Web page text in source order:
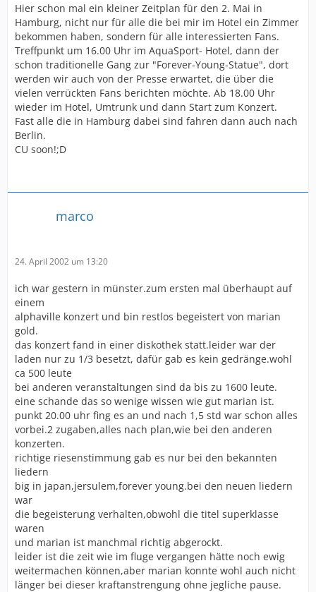
Hier schon mal ein kleiner Zeitplan für den 2. Mai in
Hamburg, nicht nur für alle die bei mir im Hotel ein Zimmer
bekommen haben, sondern für alle interessierten Fans.
Treffpunkt um 16.00 Uhr im AquaSport- Hotel, dann der
schon traditionelle Gang zur "Forever-Young-Statue", dort
werden wir auch von der Presse erwartet, die über die
vielen verrückten Fans berichten möchte. Ab 18.00 Uhr
wieder im Hotel, Umtrunk und dann Start zum Konzert.
Fast alle die in Hamburg dabei sind fahren dann auch nach
Berlin.
CU soon!;D
marco
24. April 2002 um 13:20
ich war gestern in münster.zum ersten mal überhaupt auf
einem
alphaville konzert und bin restlos begeistert von marian
gold.
das konzert fand in einer diskothek statt.leider war der
laden nur zu 1/3 besetzt, dafür gab es kein gedränge.wohl
ca 500 leute
bei anderen veranstaltungen sind da bis zu 1600 leute.
eine schande das so wenige wissen wie gut marian ist.
punkt 20.00 uhr fing es an und nach 1,5 std war schon alles
vorbei.2 zugaben,alles nach plan,wie bei den anderen
konzerten.
richtige riesenstimmung gab es nur bei den bekannten
liedern
big in japan,jersulem,forever young.bei den neuen liedern
war
die begeisterung verhalten,obwohl die titel superklasse
waren
und marian ist manchmal richtig abgerockt.
leider ist die zeit wie im fluge vergangen hätte noch ewig
weitermachen können,aber marian konnte wohl auch nicht
länger bei dieser kraftanstrengung ohne jegliche pause.